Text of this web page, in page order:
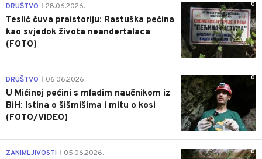
0
DRUŠTVO 28.06.2026.
Teslić čuva praistoriju: Rastuška pećina
kao svjedok života neandertalaca
(FOTO)
0
DRUŠTVO 06.06.2026.
U Mićinoj pećini s mladim naučnikom iz
BiH: Istina o šišmišima i mitu o kosi
(FOTO/VIDEO)
0
ZANIMLJIVOSTI 05.06.2026.